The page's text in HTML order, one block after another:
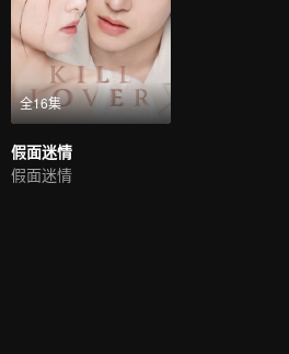
全16集
假面迷情
假面迷情